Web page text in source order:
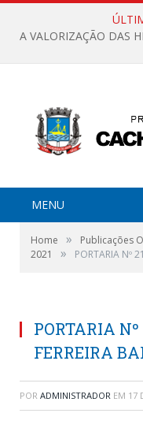
MENU
Home » Publicações
2021
» PORTARIA Nº
PORTARIA Nº
FERREIRA
POR ADMINISTRADOR EM 17